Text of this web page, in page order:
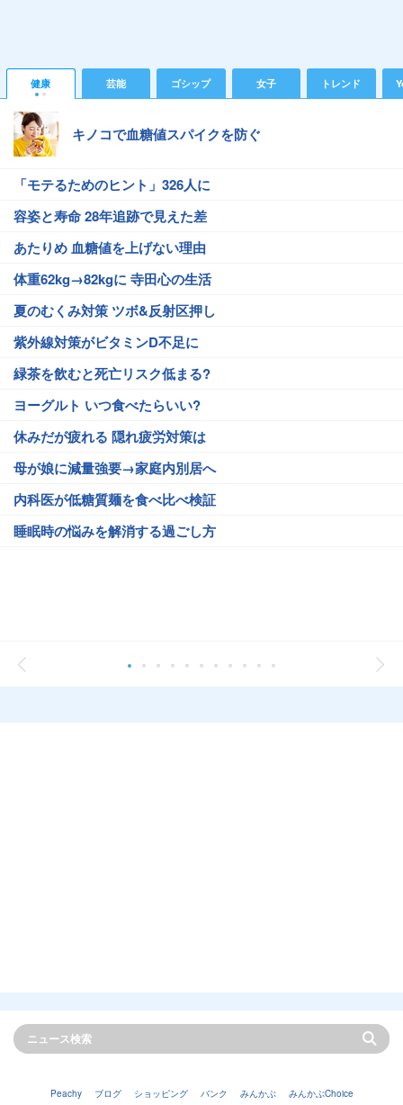
健康 芸能 ゴシップ 女子 トレンド
キノコで血糖値スパイクを防ぐ
「モテるためのヒント」326人に
容姿と寿命 28年追跡で見えた差
あたりめ 血糖値を上げない理由
体重62kg→82kgに 寺田心の生活
夏のむくみ対策 ツボ&反射区押し
紫外線対策がビタミンD不足に
緑茶を飲むと死亡リスク低まる?
ヨーグルト いつ食べたらいい?
休みだが疲れる 隠れ疲労対策は
母が娘に減量強要→家庭内別居へ
内科医が低糖質麺を食べ比べ検証
睡眠時の悩みを解消する過ごし方
Peachy ブログ ショッピング バンク みんかぶ みんかぶChoice